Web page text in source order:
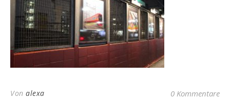
Von alexa 0 Kommentare